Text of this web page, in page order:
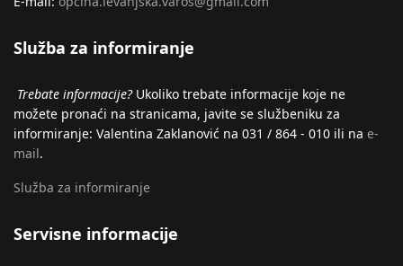
Služba za informiranje
Trebate informacije?Ukoliko trebate informacije koje ne
možete pronaći na stranicama, javite se službeniku za
informiranje: Valentina Zaklanović na 031 / 864 - 010 ili na e-
mail.
Služba za informiranje
Servisne informacije